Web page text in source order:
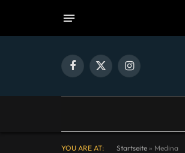
Facebook
X
Instagram
YOU ARE AT: Startseite » Medina